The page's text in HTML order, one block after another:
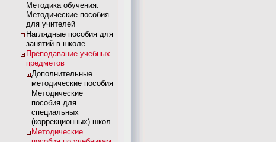
Методика обучения.
Методические пособия
для учителей
Наглядные пособия для
занятий в школе
Преподавание учебных
предметов
Дополнительные
методические пособия
Методические
пособия для
специальных
(коррекционных) школ
Методические